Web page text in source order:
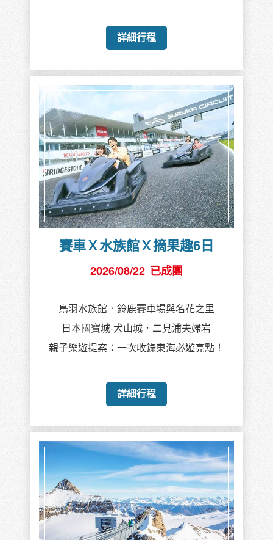
詳細行程
賽車Ｘ水族館Ｘ摘果趣6日
2026/08/22 已成團
鳥羽水族館．鈴鹿賽車場與名花之里
日本國寶城-犬山城．二見浦夫婦岩
親子樂遊提案：一次收錄東海必遊亮點！
詳細行程